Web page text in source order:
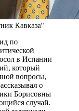
Кавказа"
по
в Испании
который
вопросы,
о
Борисовны
случай.